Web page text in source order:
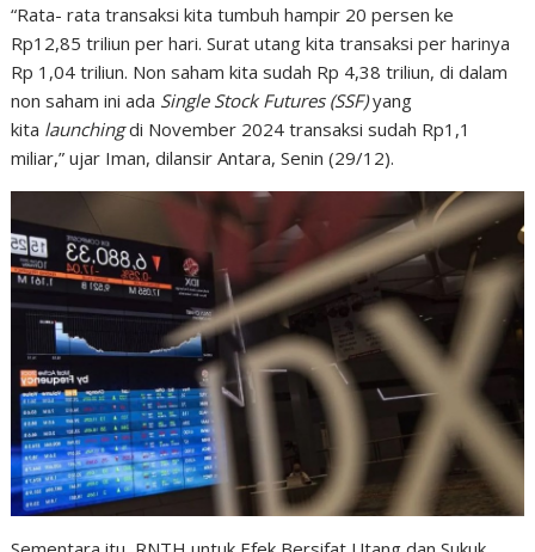
“Rata- rata transaksi kita tumbuh hampir 20 persen ke
Rp12,85 triliun per hari. Surat utang kita transaksi per harinya
Rp 1,04 triliun. Non saham kita sudah Rp 4,38 triliun, di dalam
non saham ini ada Single Stock Futures (SSF)yang
kita launchingdi November 2024 transaksi sudah Rp1,1
miliar,” ujar Iman, dilansir Antara, Senin (29/12).